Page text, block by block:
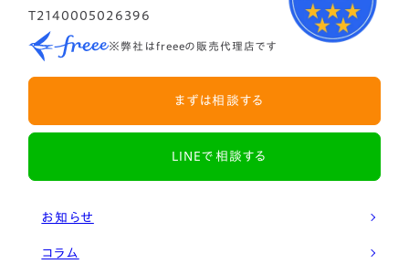
T2140005026396
※弊社はfreeeの販売代理店です
まずは相談する
LINEで相談する
お知らせ
コラム